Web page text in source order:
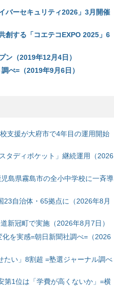
バーセキュリティ2026」3月開催
創する「コエテコEXPO 2025」6
ン（2019年12月4日）
べ=（2019年9月6日）
支援が大府市で4年目の運用開始
タディポケット」継続運用（2026
島県霧島市の全小中学校に一斉導
23自治体・65拠点に（2026年8月
新冠町で実施（2026年8月7日）
を実感=朝日新聞社調べ=（2026
たい」8割超 =塾選ジャーナル調べ
第1位は「学費が高くないか」=横